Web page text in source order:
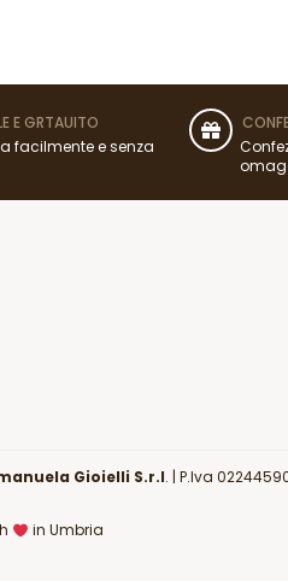
E GRTAUITO
facilmente e senza
Gioielli S.r.l. | P.Iva
in Umbria